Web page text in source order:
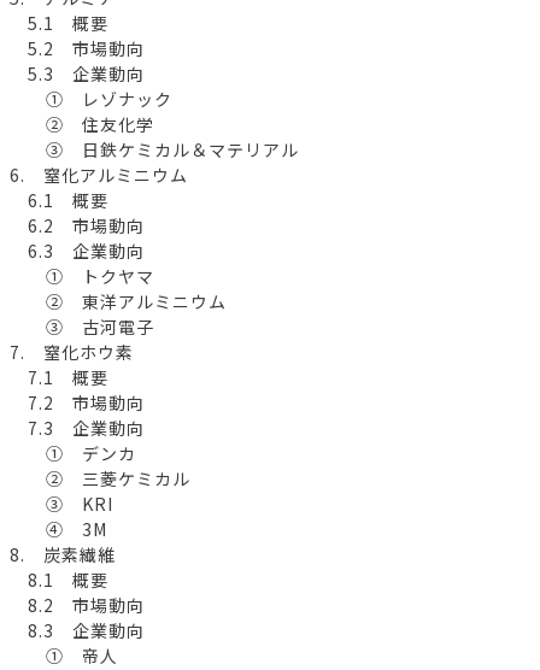
5.1 概要
5.2 市場動向
5.3 企業動向
① レゾナック
② 住友化学
③ 日鉄ケミカル＆マテリアル
6. 窒化アルミニウム
6.1 概要
6.2 市場動向
6.3 企業動向
① トクヤマ
② 東洋アルミニウム
③ 古河電子
7. 窒化ホウ素
7.1 概要
7.2 市場動向
7.3 企業動向
① デンカ
② 三菱ケミカル
③ KRI
④ 3M
8. 炭素繊維
8.1 概要
8.2 市場動向
8.3 企業動向
① 帝人